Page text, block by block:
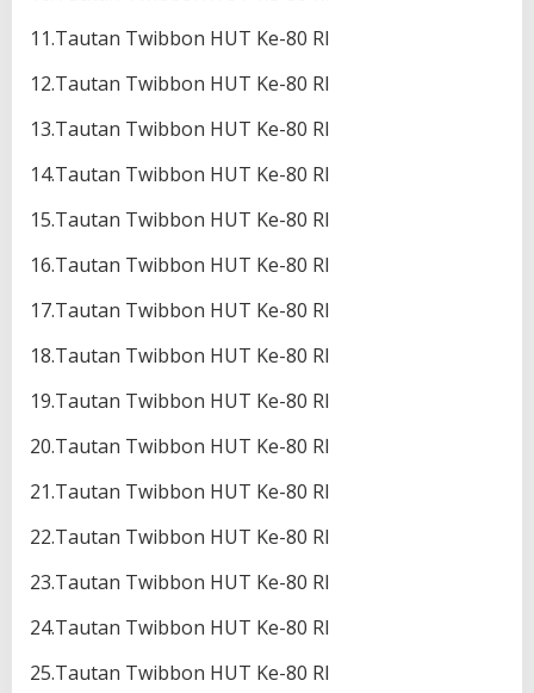
11.Tautan Twibbon HUT Ke-80 RI
12.Tautan Twibbon HUT Ke-80 RI
13.Tautan Twibbon HUT Ke-80 RI
14.Tautan Twibbon HUT Ke-80 RI
15.Tautan Twibbon HUT Ke-80 RI
16.Tautan Twibbon HUT Ke-80 RI
17.Tautan Twibbon HUT Ke-80 RI
18.Tautan Twibbon HUT Ke-80 RI
19.Tautan Twibbon HUT Ke-80 RI
20.Tautan Twibbon HUT Ke-80 RI
21.Tautan Twibbon HUT Ke-80 RI
22.Tautan Twibbon HUT Ke-80 RI
23.Tautan Twibbon HUT Ke-80 RI
24.Tautan Twibbon HUT Ke-80 RI
25.Tautan Twibbon HUT Ke-80 RI